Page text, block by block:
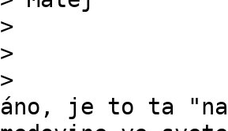
>
>
>
áno, je to ta